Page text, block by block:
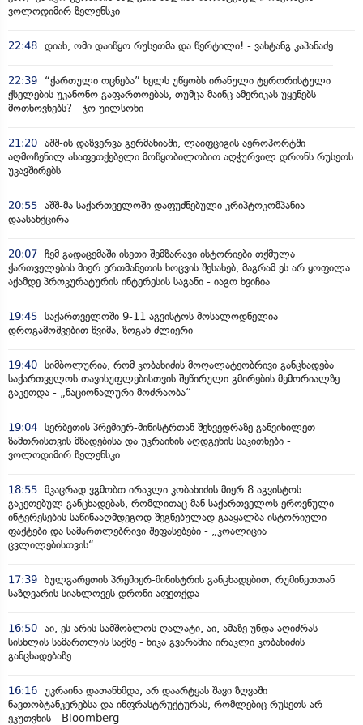
ვოლოდიმირ ზელენსკი
22:48 დიახ, ომი დაიწყო რუსეთმა და წერტილი! - ვახტანგ კაპანაძე
22:39
“ქართული ოცნება” ხელს უწყობს ირანული ტერორისტული
ქსელების უკანონო გაფართოებას, თუმცა მაინც ამერიკას უყენებს
მოთხოვნებს? - ჯო უილსონი
21:20 აშშ-ის დაზვერვა გერმანიაში, ლაიფციგის აეროპორტში
აღმოჩენილ ასაფეთქებელი მოწყობილობით აღჭურვილ დრონს რუსეთს
უკავშირებს
20:55 აშშ-მა საქართველოში დაფუძნებული კრიპტოკომპანია
დაასანქცირა
20:07 ჩემ გადაცემაში ისეთი შემზარავი ისტორიები თქმულა
ქართველების მიერ ერთმანეთის ხოცვის შესახებ, მაგრამ ეს არ ყოფილა
აქამდე პროკურატურის ინტერესის საგანი - იაგო ხვიჩია
19:45 საქართველოში 9-11 აგვისტოს მოსალოდნელია
დროგამოშვებით წვიმა, ზოგან ძლიერი
19:40 სიმბოლურია, რომ კობახიძის მოღალატეობრივი განცხადება
საქართველოს თავისუფლებისთვის შეწირული გმირების მემორიალზე
გაკეთდა - „ნაციონალური მოძრაობა“
19:04 სერბეთის პრემიერ-მინისტრთან შეხვედრაზე განვიხილეთ
ზამთრისთვის მზადებისა და უკრაინის აღდგენის საკითხები -
ვოლოდიმირ ზელენსკი
18:55 მკაცრად ვგმობთ ირაკლი კობახიძის მიერ 8 აგვისტოს
გაკეთებულ განცხადებას, რომლითაც მან საქართველოს ეროვნული
ინტერესების საწინააღმდეგოდ შეგნებულად გააყალბა ისტორიული
ფაქტები და სამართლებრივი შეფასებები - „კოალიცია
ცვლილებისთვის“
17:39 ბულგარეთის პრემიერ-მინისტრის განცხადებით, რუმინეთთან
საზღვარის სიახლოვეს დრონი აფეთქდა
16:50 აი, ეს არის სამშობლოს ღალატი, აი, ამაზე უნდა აღიძრას
სისხლის სამართლის საქმე - ნიკა გვარამია ირაკლი კობახიძის
განცხადებაზე
16:16 უკრაინა დათანხმდა, არ დაარტყას შავი ზღვაში
ნავთობტანკერებსა და ინფრასტრუქტურას, რომლებიც რუსეთს არ
ეკუთვნის - Bloomberg